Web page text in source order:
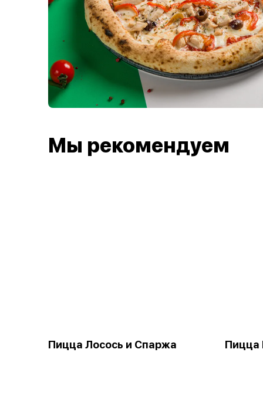
Мы рекомендуем
Пицца Лосось и Спаржа Пицца